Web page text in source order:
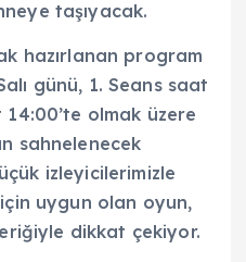
taşıyacak.
hazırlanan program
günü, 1. Seans saat
14:00’te olmak üzere
sahnelenecek
izleyicilerimizle
uygun olan oyun,
dikkat çekiyor.